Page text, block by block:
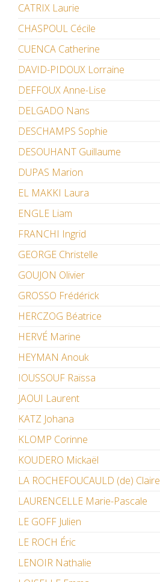
CATRIX Laurie
CHASPOUL Cécile
CUENCA Catherine
DAVID-PIDOUX Lorraine
DEFFOUX Anne-Lise
DELGADO Nans
DESCHAMPS Sophie
DESOUHANT Guillaume
DUPAS Marion
EL MAKKI Laura
ENGLE Liam
FRANCHI Ingrid
GEORGE Christelle
GOUJON Olivier
GROSSO Frédérick
HERCZOG Béatrice
HERVÉ Marine
HEYMAN Anouk
IOUSSOUF Raïssa
JAOUI Laurent
KATZ Johana
KLOMP Corinne
KOUDERO Mickaël
LA ROCHEFOUCAULD (de) Claire
LAURENCELLE Marie-Pascale
LE GOFF Julien
LE ROCH Éric
LENOIR Nathalie